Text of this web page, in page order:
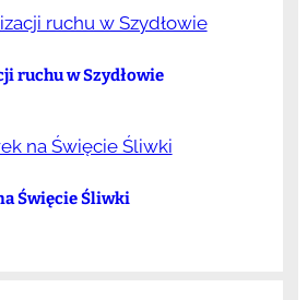
ruchu w Szydłowie
Święcie Śliwki